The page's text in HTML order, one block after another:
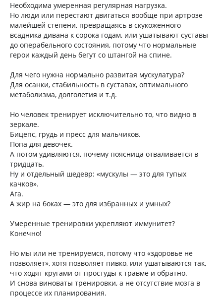
Необходима умеренная регулярная нагрузка.
Но люди или перестают двигаться вообще при артрозе
малейшей степени, превращаясь в скукоженного
всадника дивана к сорока годам, или ушатывают суставы
до операбельного состояния, потому что нормальные
герои каждый день бегут со штангой на спине.
Для чего нужна нормально развитая мускулатура?
Для осанки, стабильность в суставах, оптимального
метаболизма, долголетия и т.д.
Но человек тренирует исключительно то, что видно в
зеркале.
Бицепс, грудь и пресс для мальчиков.
Попа для девочек.
А потом удивляются, почему поясница отваливается в
тридцать.
Ну и отдельный шедевр: «мускулы — это для тупых
качков».
Ага.
А жир на боках — это для избранных и умных?
Умеренные тренировки укрепляют иммунитет?
Конечно!
Но мы или не тренируемся, потому что «здоровье не
позволяет», хотя позволяет пивко, или ушатываются так,
что ходят кругами от простуды к травме и обратно.
И снова виноваты тренировки, а не отсутствие мозга в
процессе их планирования.